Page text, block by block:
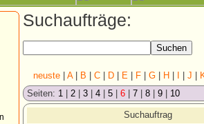
Suchaufträge:
neuste A| B C D E F G H J
Seiten: 1 2 3 4 5 6 7 8 9 10
Suchauftrag